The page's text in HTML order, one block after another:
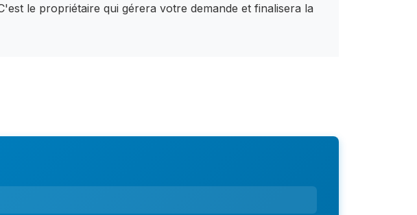
le propriétaire qui gérera votre demande et finalisera la